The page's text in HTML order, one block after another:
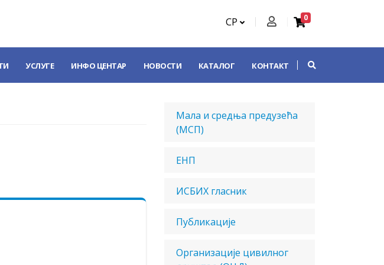
СР 0
УСЛУГЕ ИНФО ЦЕНТАР НОВОСТИ КАТАЛОГ КОНТАКТ
Мала и средња предузећа
(МСП)
ЕНП
ИСБИХ гласник
Публикације
Oрганизације цивилног